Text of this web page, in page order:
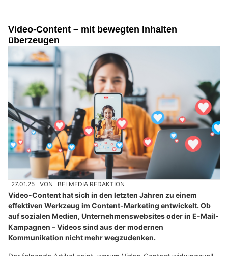
Video-Content – mit bewegten Inhalten
überzeugen
27.01.25 VON BELMEDIA REDAKTION
Video-Content hat sich in den letzten Jahren zu einem
effektiven Werkzeug im Content-Marketing entwickelt. Ob
auf sozialen Medien, Unternehmenswebsites oder in E-Mail-
Kampagnen – Videos sind aus der modernen
Kommunikation nicht mehr wegzudenken.